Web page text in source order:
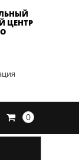
ЦЕНТР
0